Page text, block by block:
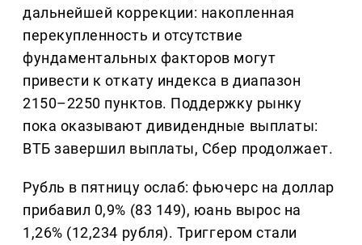
дальнейшей коррекции: накопленная
перекупленность и отсутствие
фундаментальных факторов могут
привести к откату индекса в диапазон
2150–2250 пунктов. Поддержку рынку
пока оказывают дивидендные выплаты:
ВТБ завершил выплаты, Сбер продолжает.
Рубль в пятницу ослаб: фьючерс на доллар
прибавил 0,9% (83 149), юань вырос на
1,26% (12,234 рубля). Триггером стали